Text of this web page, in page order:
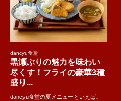
dancyu食堂
黒瀬ぶりの魅力を味わい
尽くす！フライの豪華3種
盛り...
dancyu食堂の夏メニューといえば、